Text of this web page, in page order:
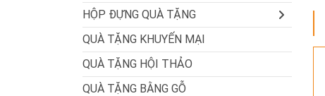
HỘP ĐỰNG QUÀ TẶNG
QUÀ TẶNG KHUYẾN MẠI
QUÀ TẶNG HỘI THẢO
QUÀ TẶNG BẰNG GỖ